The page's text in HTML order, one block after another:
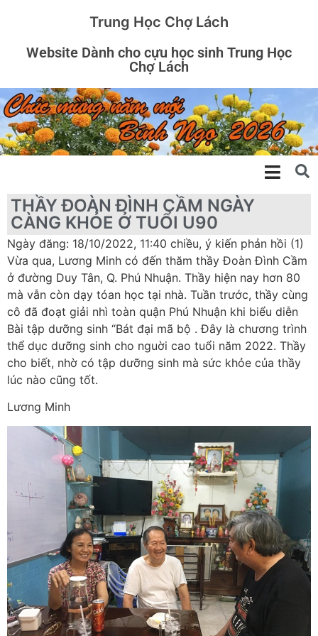
Trung Học Chợ Lách
Website Dành cho cựu học sinh Trung Học
Chợ Lách
THẦY ĐOÀN ĐÌNH CẦM NGÀY
CÀNG KHỎE Ở TUỔI U90
Ngày đăng: 18/10/2022, 11:40 chiều, ý kiến phản hồi (1)
Vừa qua, Lương Minh có đến thăm thầy Đoàn Đình Cầm
ở đường Duy Tân, Q. Phú Nhuận. Thầy hiện nay hơn 80
mà vẫn còn dạy tóan học tại nhà. Tuần trước, thầy cùng
cô đã đoạt giải nhì toàn quận Phú Nhuận khi biểu diễn
Bài tập dưỡng sinh “Bát đại mã bộ . Đây là chương trình
thể dục dưỡng sinh cho nguời cao tuổi năm 2022. Thầy
cho biết, nhờ có tập dưỡng sinh mà sức khỏe của thầy
lúc nào cũng tốt.
Lương Minh